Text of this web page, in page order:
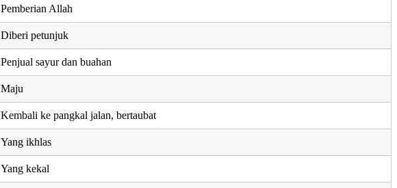
Pemberian Allah
Diberi petunjuk
Penjual sayur dan buahan
Maju
Kembali ke pangkal jalan, bertaubat
Yang ikhlas
Yang kekal